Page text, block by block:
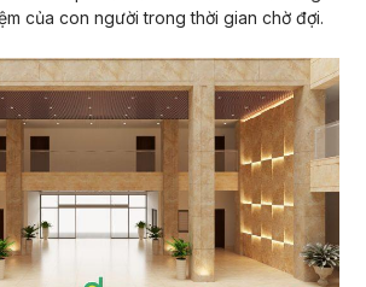
của con người trong thời gian chờ đợi.